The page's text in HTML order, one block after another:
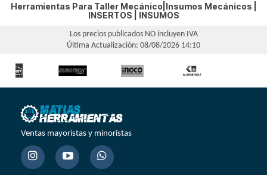
Herramientas Para Taller Mecánico|Insumos Mecánicos |
INSERTOS
INSUMOS
Los precios publicados NO incluyen IVA
Última Actualización: 08/08/2026 14:10
Ventas mayoristas y minoristas